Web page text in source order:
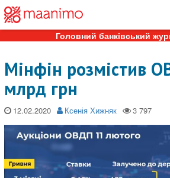
Головний банківський
Мінфін розмістив
млрд грн
12.02.2020 Ксенія Хижняк